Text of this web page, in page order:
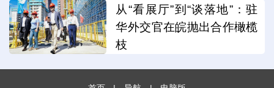
从“看展厅”到“谈落地”：驻
华外交官在皖抛出合作橄榄
枝